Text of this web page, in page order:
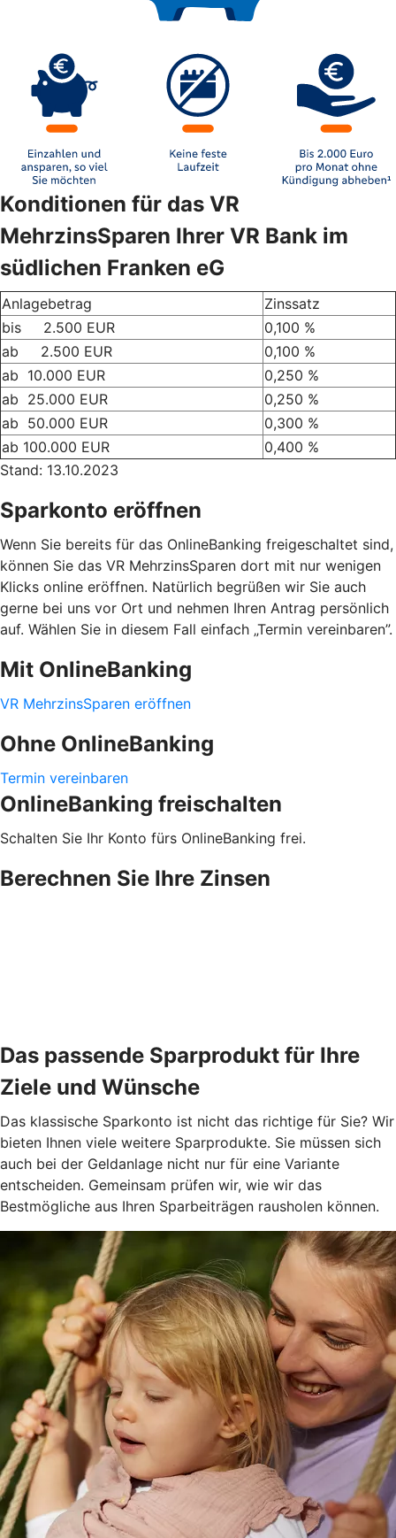
Konditionen für das VR
MehrzinsSparen Ihrer VR Bank im
südlichen Franken eG
Anlagebetrag
Zinssatz
bis 2.500 EUR
0,100 %
ab 2.500 EUR
0,100 %
ab 10.000 EUR
0,250 %
ab 25.000 EUR
0,250 %
ab 50.000 EUR
0,300 %
ab 100.000 EUR
0,400 %
Stand: 13.10.2023
Sparkonto eröffnen
Wenn Sie bereits für das OnlineBanking freigeschaltet sind,
können Sie das VR MehrzinsSparen dort mit nur wenigen
Klicks online eröffnen. Natürlich begrüßen wir Sie auch
gerne bei uns vor Ort und nehmen Ihren Antrag persönlich
auf. Wählen Sie in diesem Fall einfach „Termin vereinbaren”.
Mit OnlineBanking
VR MehrzinsSparen eröffnen
Ohne OnlineBanking
Termin vereinbaren
OnlineBanking freischalten
Schalten Sie Ihr Konto fürs OnlineBanking frei.
Berechnen Sie Ihre Zinsen
Das passende Sparprodukt für Ihre
Ziele und Wünsche
Das klassische Sparkonto ist nicht das richtige für Sie? Wir
bieten Ihnen viele weitere Sparprodukte. Sie müssen sich
auch bei der Geldanlage nicht nur für eine Variante
entscheiden. Gemeinsam prüfen wir, wie wir das
Bestmögliche aus Ihren Sparbeiträgen rausholen können.